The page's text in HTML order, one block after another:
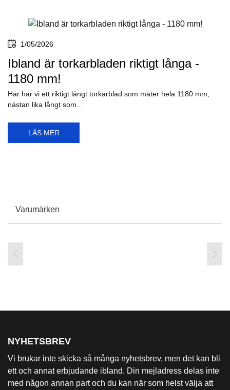
1/05/2026
Ibland är torkarbladen riktigt långa -
1180 mm!
Här har vi ett riktigt långt torkarblad som mäter hela 1180 mm,
nästan lika långt som...
LÄS MER
Varumärken
NYHETSBREV
Vi brukar inte skicka så många nyhetsbrev, men det kan bli
ett och annat erbjudande ibland. Din mejladress delas inte
med någon annan part och du kan när som helst välja att